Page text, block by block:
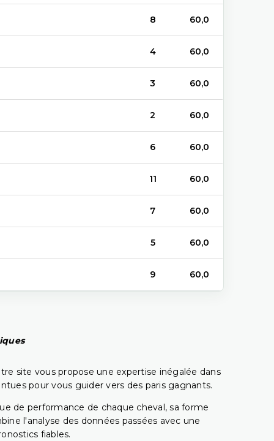
8 60,0
4 60,0
3 60,0
2 60,0
6 60,0
11 60,0
7 60,0
5 60,0
9 60,0
site vous propose une expertise inégalée dans
pour vous guider vers des paris gagnants.
de performance de chaque cheval, sa forme
l'analyse des données passées avec une
fiables.